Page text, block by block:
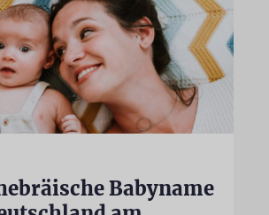
Babyname